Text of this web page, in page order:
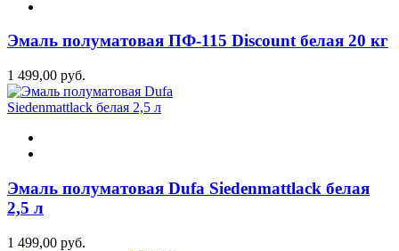
Эмаль полуматовая ПФ-115 Discount белая 20 кг
1 499,00 руб.
Эмаль полуматовая Dufa Siedenmattlack белая
2,5 л
1 499,00 руб.